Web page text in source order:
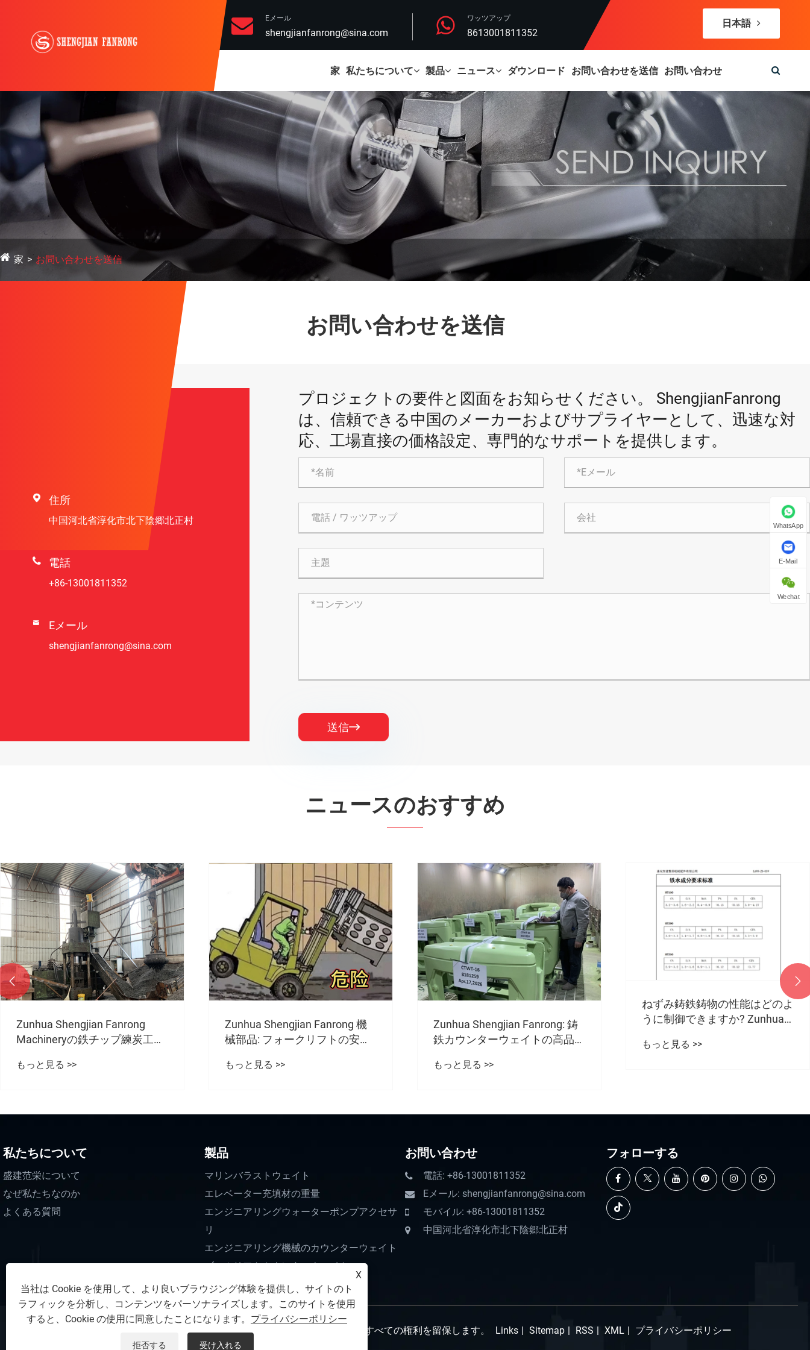
Eメール
shengjianfanrong@sina.com
ワッツアップ
8613001811352
日本語
家 私たちについて 製品 ニュース ダウンロード お問い合わせを送信 お問い合わせ
家 お問い合わせを送信
お問い合わせを送信
 住所
中国河北省淳化市北下陰郷北正村
 電話
+86-13001811352
 Eメール
shengjianfanrong@sina.com
プロジェクトの要件と図面をお知らせください。 ShengjianFanrong
は、信頼できる中国のメーカーおよびサプライヤーとして、迅速な対
応、工場直接の価格設定、専門的なサポートを提供します。
送信
ニュースのおすすめ
Zunhua Shengjian Fanrong 機
械部品: フォークリフトの安全
ターウェイトの製造
もっと見る >>
Zunhua Shengjian Fanrong: 鋳
鉄カウンターウェイトの高品質
うすればよいですか?
もっと見る >>
ねずみ鋳鉄鋳物の性能はどのよ
うに制御できますか? Zunhua
Shengjian Fanrong は、溶鉄組
成の標準化された制御を実装し
ています。
もっと見る >>
Shengjian Fanrong Machinery
Parts Co., Ltd. は、カウンター
な強みを活かして、海外からの
もっと見る >>
 
私たちについて
盛建范栄について
なぜ私たちなのか
よくある質問
製品
マリンバラストウェイト
エレベーター充填材の重量
エンジニアリングウォーターポンプアクセサ
リ
エンジニアリング機械のカウンターウェイト
ブームリフトカウンターウェイト
お問い合わせ
電話: +86-13001811352
Eメール: shengjianfanrong@sina.com
モバイル: +86-13001811352
中国河北省淳化市北下陰郷北正村
フォローする
著作権 © 2025 Zunhua Shengjian fanrong Machinery Parts Co., Ltd.すべての権利を留保します。 Links Sitemap RSS XML プライバシーポリシー
WhatsApp
E-Mail
Wechat
X
当社は Cookie を使用して、より良いブラウジング体験を提供し、サイトのト
ラフィックを分析し、コンテンツをパーソナライズします。このサイトを使用
すると、Cookie の使用に同意したことになります。 プライバシーポリシー
拒否する 受け入れる